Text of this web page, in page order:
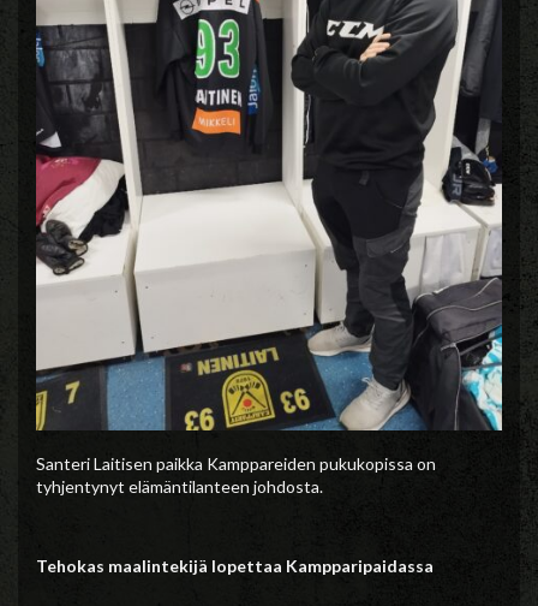
Santeri Laitisen paikka Kamppareiden pukukopissa on
tyhjentynyt elämäntilanteen johdosta.
Tehokas maalintekijä lopettaa Kampparipaidassa